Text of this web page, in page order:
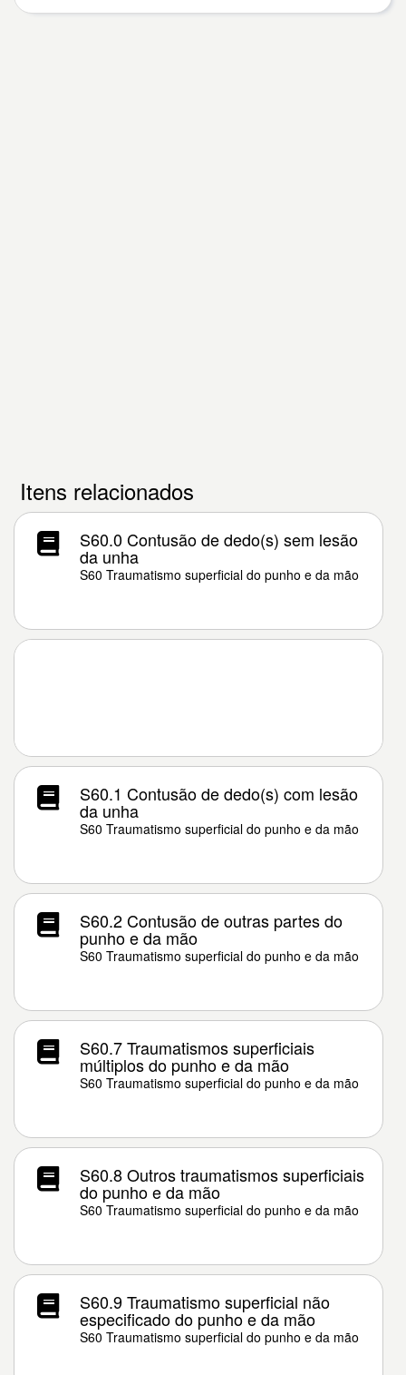
Itens relacionados
S60.0 Contusão de dedo(s) sem lesão
da unha
S60 Traumatismo superficial do punho e da mão
S60.1 Contusão de dedo(s) com lesão
da unha
S60 Traumatismo superficial do punho e da mão
S60.2 Contusão de outras partes do
punho e da mão
S60 Traumatismo superficial do punho e da mão
S60.7 Traumatismos superficiais
múltiplos do punho e da mão
S60 Traumatismo superficial do punho e da mão
S60.8 Outros traumatismos superficiais
do punho e da mão
S60 Traumatismo superficial do punho e da mão
S60.9 Traumatismo superficial não
especificado do punho e da mão
S60 Traumatismo superficial do punho e da mão